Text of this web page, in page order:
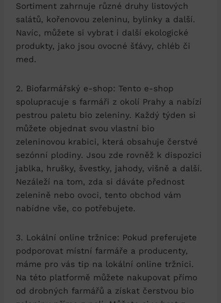
⁤Sortiment zahrnuje různé druhy ⁣listových
salátů,​ kořenovou zeleninu, bylinky a další. ​
Navíc, můžete si vybrat i další ekologické
produkty, jako jsou⁣ ovocné šťávy,‌ chléb či⁢
med.
2. Biofarmářský e-shop: Tento e-shop
spolupracuje s farmáři z okolí Prahy a nabízí⁣
pestrou ‌paletu bio​ zeleniny. Každý týden si
můžete objednat svou vlastní bio
zeleninovou krabici, která obsahuje čerstvé
sezónní plodiny. Jsou zde​ rovněž ​k ‌dispozici
jablka, hrušky, ⁣švestky, jahody, višně​ a další.
‌Nezáleží‍ na tom, zda si dáváte‍ přednost
zelenině nebo ovoci, tento obchod‌ vám​
nabídne vše, co ⁢potřebujete.
3. Lokální online tržnice: Pokud⁤ preferujete
podporovat místní farmáře a producenty,
máme pro⁣ vás tip​ na ⁢lokální‌ online tržnici.
‍Na této platformě můžete nakupovat přímo
od‌ drobných ‌farmářů a získat čerstvou bio